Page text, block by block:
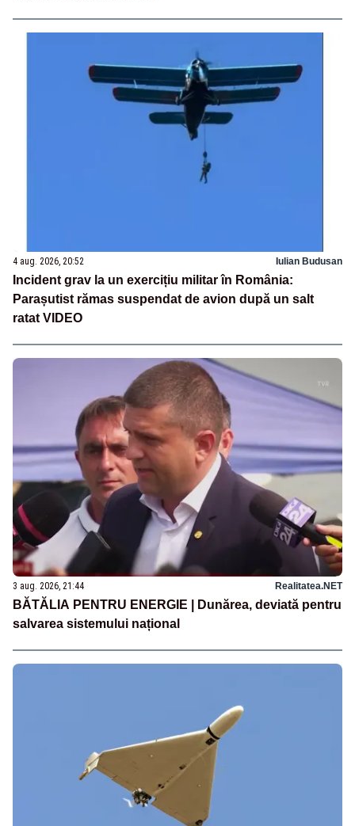
4 aug. 2026, 20:52 Iulian Budusan
Incident grav la un exercițiu militar în România:
Parașutist rămas suspendat de avion după un salt
ratat VIDEO
3 aug. 2026, 21:44 Realitatea.NET
BĂTĂLIA PENTRU ENERGIE | Dunărea, deviată pentru
salvarea sistemului național